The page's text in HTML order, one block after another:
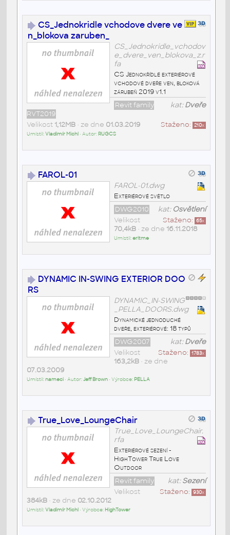
CS_Jednokridle vchodove dvere ve
n_blokova zaruben_
CS_Jednokridle_vchodov
e_dvere_ven_blokova_z.r
fa
CS Jednokřídlé exteriérové
vchodové dveře ven, bloková
zárubeň 2019 v1.1
kat:Dveře
Revit family
RVT2019
Staženo: 210x
Velikost 1,12MB• ze dne 01.03.2019
Umístil:Vladimír Michl • Autor: RUGCS
FAROL-01
FAROL-01.dwg
Exteriérové světlo
kat: Osvětlení
DWG2010
Staženo: 65x
Velikost
70,4kB• ze dne 16.11.2018
Umístil:eritme
DYNAMIC IN-SWING EXTERIOR DOO
RS
DYNAMIC_IN-SWING
_PELLA_DOORS.dwg
Dynamické jednoduché
dveře, exteriérové: 18 typů
kat:Dveře
DWG2007
Staženo: 1783x
Velikost
163,2kB• ze dne
07.03.2009
Umístil:nameci• Autor:Jeff Brown• Výrobce: PELLA
True_Love_LoungeChair
True_Love_LoungeChair.
rfa
Exteriérové sezení -
HighTower True Love
Outdoor
kat:Sezení
Revit family
Staženo: 930x
Velikost
384kB• ze dne 02.10.2012
Umístil:Vladimír Michl • Výrobce: HighTower